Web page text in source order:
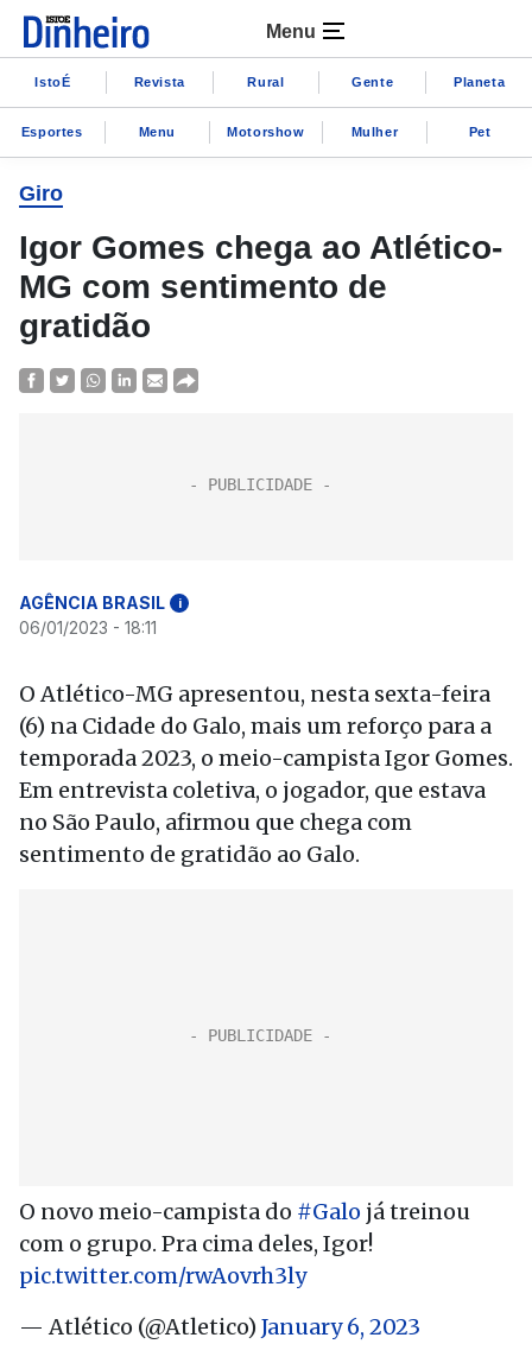
Menu
IstoÉ Revista Rural Gente Planeta
Esportes Menu Motorshow Mulher Pet
Giro
Igor Gomes chega ao Atlético-
MG com sentimento de
gratidão
AGÊNCIA BRASIL i
06/01/2023 - 18:11
O Atlético-MG apresentou, nesta sexta-feira
(6) na Cidade do Galo, mais um reforço para a
temporada 2023, o meio-campista Igor Gomes.
Em entrevista coletiva, o jogador, que estava
no São Paulo, afirmou que chega com
sentimento de gratidão ao Galo.
O novo meio-campista do #Galo já treinou
com o grupo. Pra cima deles, Igor!
pic.twitter.com/rwAovrh3ly
— Atlético (@Atletico) January 6, 2023